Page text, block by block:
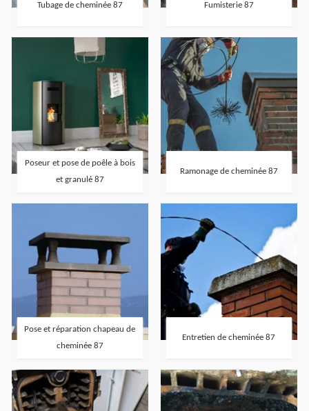
Tubage de cheminée 87 Fumisterie 87
Poseur et pose de poêle à bois
et granulé 87
Ramonage de cheminée 87
Pose et réparation chapeau de
cheminée 87
Entretien de cheminée 87